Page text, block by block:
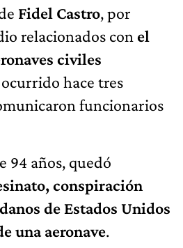
Fidel Castro, por
relacionados con el
civiles
ocurrido hace tres
funcionarios
94 años, quedó
conspiración
de Estados Unidos
una aeronave.